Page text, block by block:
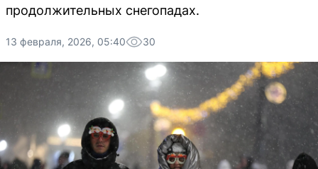
продолжительных снегопадах.
13 февраля, 2026, 05:40 30